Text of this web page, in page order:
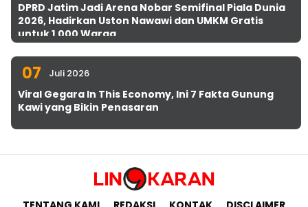
DPRD Jatim Jadi Arena Nobar Semifinal Piala Dunia
2026, Hadirkan Uston Nawawi dan UMKM Gratis
untuk 1.000 Warga
07 Juli 2026
Viral Gegara In This Economy, Ini 7 Fakta Gunung
Kawi yang Bikin Penasaran